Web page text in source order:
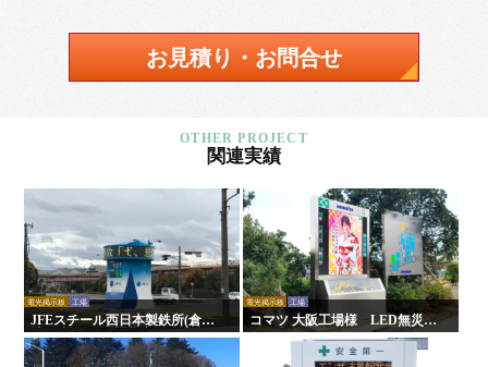
お見積り・お問合せ
関連実績
電光掲示板 工場
JFEスチール西日本製鉄所(倉敷
地区)様 LED無災害記録表
電光掲示板 工場
コマツ 大阪工場様 LED無災害
記録表